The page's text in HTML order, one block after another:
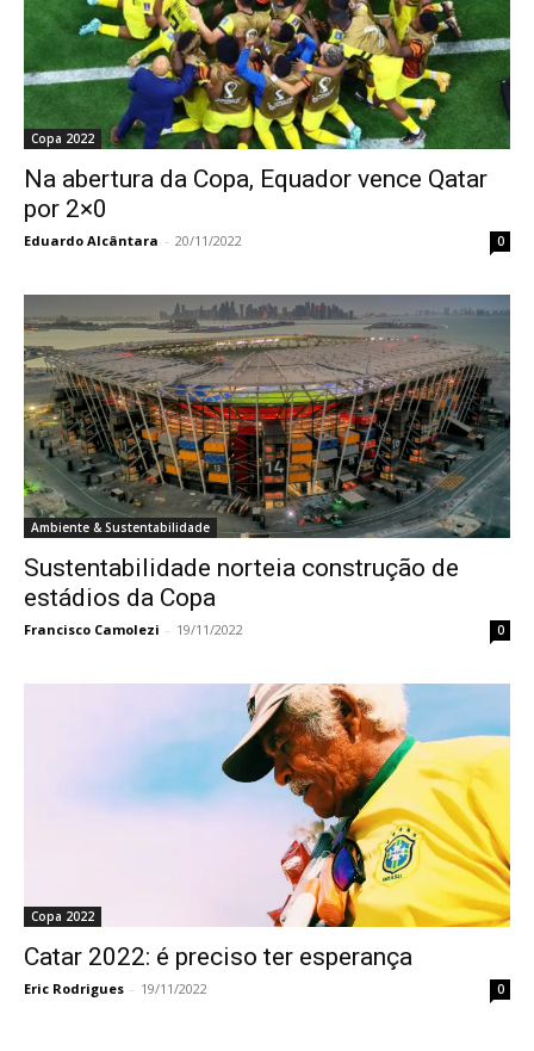
Copa 2022
Na abertura da Copa, Equador vence Qatar
por 2×0
Eduardo Alcântara - 20/11/2022 0
Ambiente & Sustentabilidade
Sustentabilidade norteia construção de
estádios da Copa
Francisco Camolezi - 19/11/2022 0
Copa 2022
Catar 2022: é preciso ter esperança
Eric Rodrigues - 19/11/2022 0